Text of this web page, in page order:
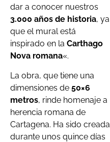
dar a conocer nuestros
3.000 años de historia, ya
que el mural está
inspirado en la Carthago
Nova romana«.
La obra, que tiene una
dimensiones de 50×6
metros, rinde homenaje a
herencia romana de
Cartagena. Ha sido creada
durante unos quince días